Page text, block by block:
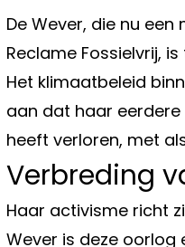
De Wever, die nu
Reclame Fossielvrij,
Het klimaatbeleid
aan dat haar
heeft verloren, met
Verbreding
Haar activisme richt
Wever is deze